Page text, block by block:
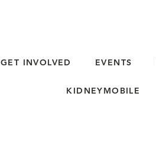
GET INVOLVED EVENTS
KIDNEYMOBILE